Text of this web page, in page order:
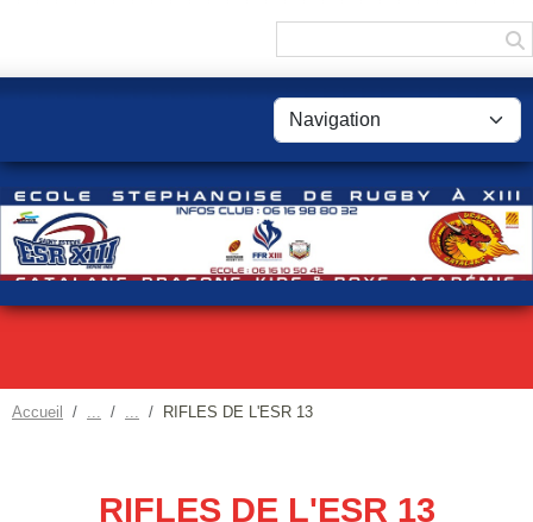
Accueil RIFLES DE L'ESR 13
RIFLES DE L'ESR 13